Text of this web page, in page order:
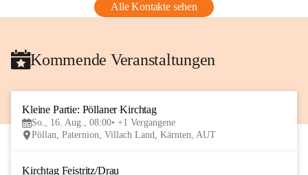
Alle Kontakte sehen
Kommende Veranstaltungen
Kleine Partie: Pöllaner Kirchtag
So., 16. Aug., 08:00 +1 Vergangene
Pöllan, Paternion, Villach Land, Kärnten, AUT
Kirchtag Feistritz/Drau